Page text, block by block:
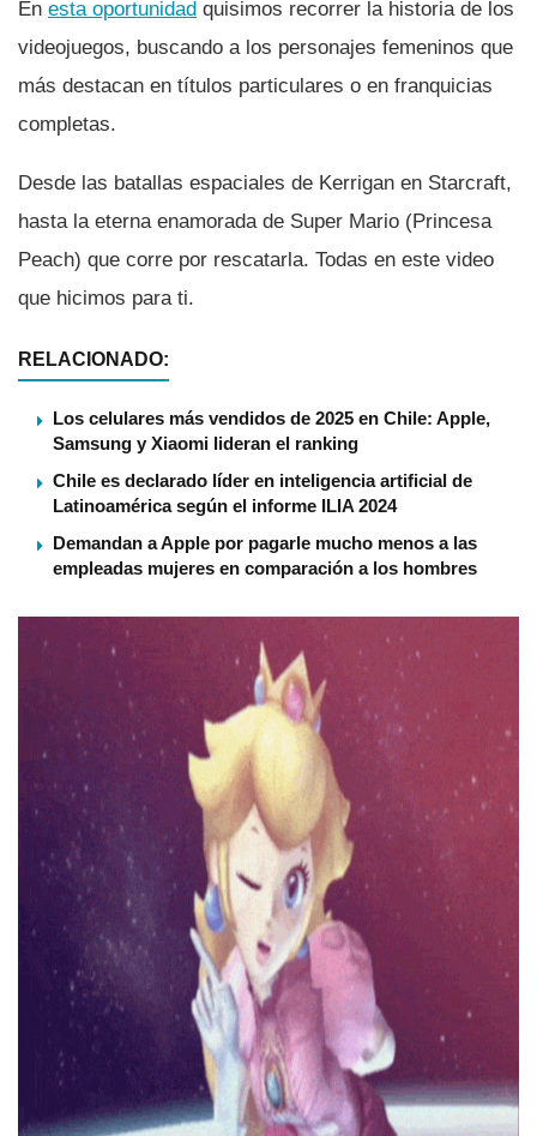
En esta oportunidad quisimos recorrer la historia de los
videojuegos, buscando a los personajes femeninos que
más destacan en tí­tulos particulares o en franquicias
completas.
Desde las batallas espaciales de Kerrigan en Starcraft,
hasta la eterna enamorada de Super Mario (Princesa
Peach) que corre por rescatarla. Todas en este video
que hicimos para ti.
RELACIONADO:
Los celulares más vendidos de 2025 en Chile: Apple,
Samsung y Xiaomi lideran el ranking
Chile es declarado líder en inteligencia artificial de
Latinoamérica según el informe ILIA 2024
Demandan a Apple por pagarle mucho menos a las
empleadas mujeres en comparación a los hombres